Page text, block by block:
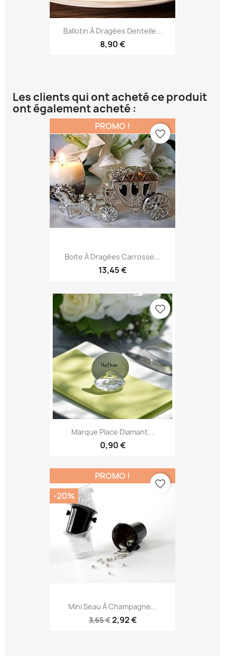
Ballotin À Dragées Dentelle...
8,90 €
Les clients qui ont acheté ce produit
ont également acheté :
Boite À Dragées Carrosse...
13,45 €
PROMO !
favorite_border
Marque Place Diamant...
0,90 €
favorite_border
Mini Seau À Champagne...
3,65 €2,92 €
PROMO !
-20%
favorite_border